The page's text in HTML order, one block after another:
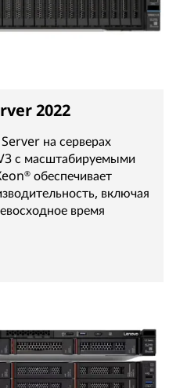
2022
на серверах
с масштабируемыми
® обеспечивает
включая
время